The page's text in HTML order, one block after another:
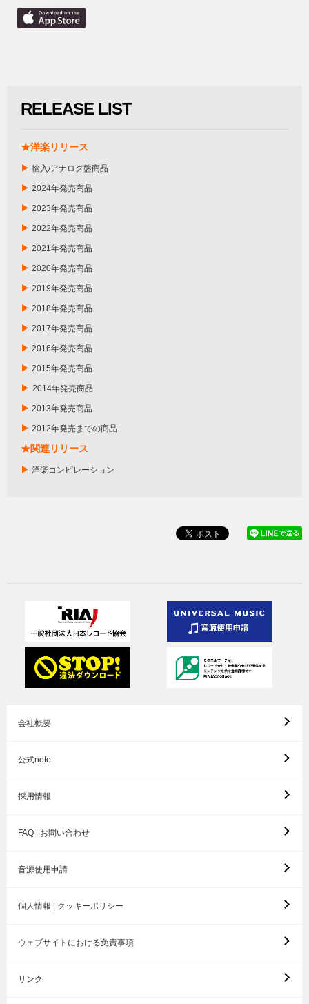
RELEASE LIST
★洋楽リリース
▶ 輸入/アナログ盤商品
▶ 2024年発売商品
▶ 2023年発売商品
▶ 2022年発売商品
▶ 2021年発売商品
▶ 2020年発売商品
▶ 2019年発売商品
▶ 2018年発売商品
▶ 2017年発売商品
▶ 2016年発売商品
▶ 2015年発売商品
▶ 2014年発売商品
▶ 2013年発売商品
▶ 2012年発売までの商品
★関連リリース
▶ 洋楽コンピレーション
会社概要
公式note
採用情報
FAQ | お問い合わせ
音源使用申請
個人情報 | クッキーポリシー
ウェブサイトにおける免責事項
リンク